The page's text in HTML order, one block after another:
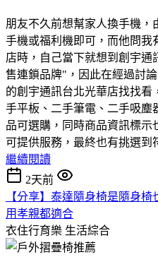
朋友不久前想幫家人換手機，
手機或福利機即可，而他問我
店時，自己當下就想到創宇
售連鎖品牌"，因此在經過討
的創宇通訊台北光華店找找看
手平板、二手筆電、二手吸塵
品可選購，同時商品資訊標
可提供服務，最終也有挑選到
繼續閱讀
2天前
【分享】泰達隨身椅是隨身
用孝親都適合
衣住行育樂 生活綜合